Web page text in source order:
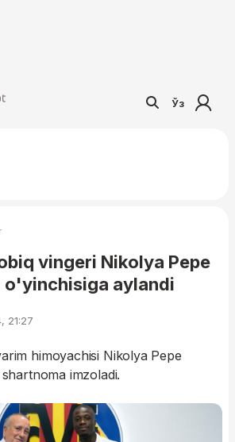
Ўз
vingeri Nikolya Pepe
aylandi
21:27
himoyachisi Nikolya Pepe
imzoladi.